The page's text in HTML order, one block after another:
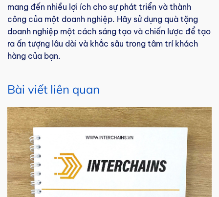
mang đến nhiều lợi ích cho sự phát triển và thành
công của một doanh nghiệp. Hãy sử dụng quà tặng
doanh nghiệp một cách sáng tạo và chiến lược để tạo
ra ấn tượng lâu dài và khắc sâu trong tâm trí khách
hàng của bạn.
Bài viết liên quan